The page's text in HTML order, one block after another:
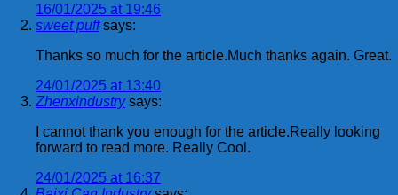
16/01/2025 at 19:46
sweet puff says:
Thanks so much for the article.Much thanks again. Great.
24/01/2025 at 13:40
Zhenxindustry says:
I cannot thank you enough for the article.Really looking
forward to read more. Really Cool.
24/01/2025 at 16:37